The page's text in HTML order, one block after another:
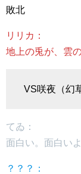
敗北
リリカ：
地上の兎が、雲
VS咲夜（幻
てゐ：
面白い。面白いよ
？？？：